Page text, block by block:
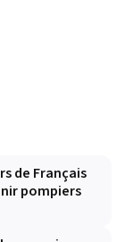
de Français
pompiers